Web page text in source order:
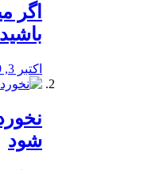
اگر
باشید
اکتبر 3, 2019
‌شود